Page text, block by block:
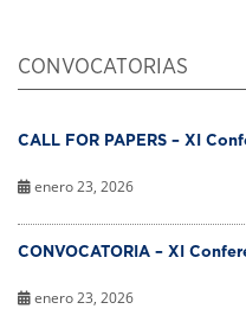
CONVOCATORIAS
CALL FOR PAPERS – XI
enero 23, 2026
CONVOCATORIA – XI
enero 23, 2026